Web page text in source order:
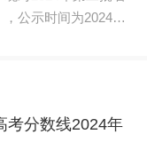
公示时间为2024年
考分数线2024年